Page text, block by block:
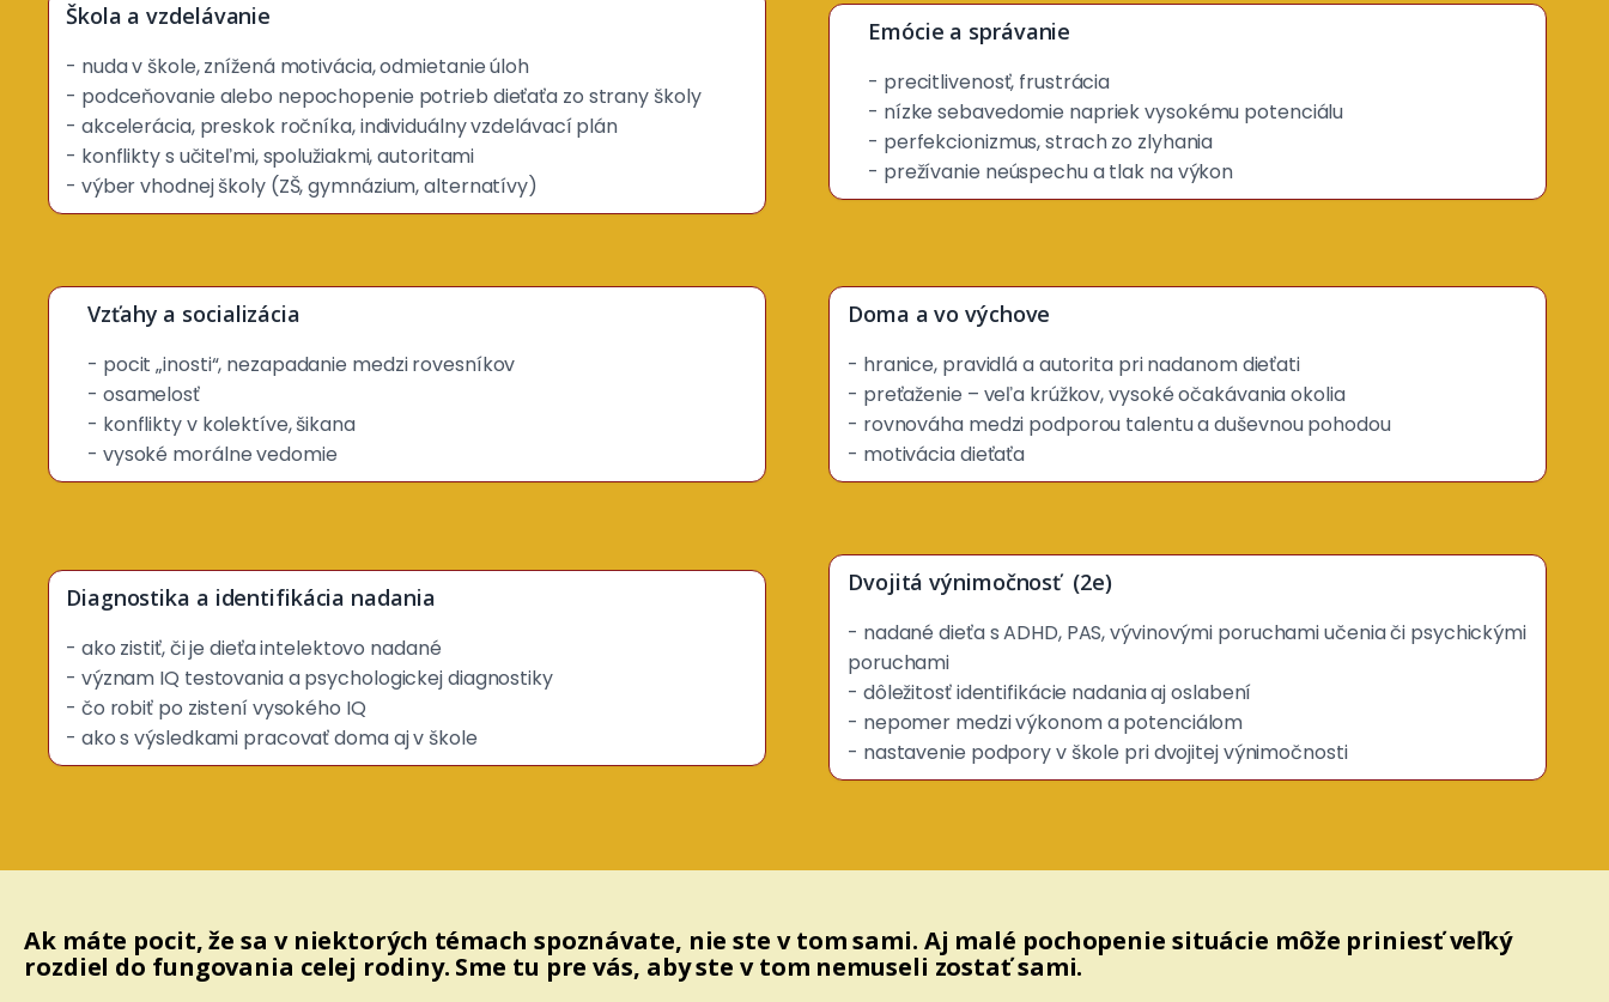
Škola a vzdelávanie
- nuda v škole, znížená motivácia, odmietanie úloh
- podceňovanie alebo nepochopenie potrieb dieťaťa zo strany školy
- akcelerácia, preskok ročníka, individuálny vzdelávací plán
- konflikty s učiteľmi, spolužiakmi, autoritami
- výber vhodnej školy (ZŠ, gymnázium, alternatívy)
Emócie a správanie
- precitlivenosť, frustrácia
- nízke sebavedomie napriek vysokému potenciálu
- perfekcionizmus, strach zo zlyhania
- prežívanie neúspechu a tlak na výkon
Vzťahy a socializácia
- pocit „inosti“, nezapadanie medzi rovesníkov
- osamelosť
- konflikty v kolektíve, šikana
- vysoké morálne vedomie
Doma a vo výchove
- hranice, pravidlá a autorita pri nadanom dieťati
- preťaženie – veľa krúžkov, vysoké očakávania okolia
- rovnováha medzi podporou talentu a duševnou pohodou
- motivácia dieťaťa
Diagnostika a identifikácia nadania
- ako zistiť, či je dieťa intelektovo nadané
- význam IQ testovania a psychologickej diagnostiky
- čo robiť po zistení vysokého IQ
- ako s výsledkami pracovať doma aj v škole
Dvojitá výnimočnosť (2e)
- nadané dieťa s ADHD, PAS, vývinovými poruchami učenia či psychickými
poruchami
- dôležitosť identifikácie nadania aj oslabení
- nepomer medzi výkonom a potenciálom
- nastavenie podpory v škole pri dvojitej výnimočnosti
Ak máte pocit, že sa v niektorých témach spoznávate, nie ste v tom sami. Aj malé pochopenie situácie môže priniesť veľký
rozdiel do fungovania celej rodiny. Sme tu pre vás, aby ste v tom nemuseli zostať sami.